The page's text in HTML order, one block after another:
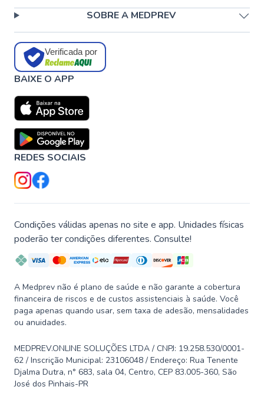
SOBRE A MEDPREV
Verificada por
BAIXE O APP
REDES SOCIAIS
Condições válidas apenas no site e app. Unidades físicas
poderão ter condições diferentes. Consulte!
A Medprev não é plano de saúde e não garante a cobertura
financeira de riscos e de custos assistenciais à saúde. Você
paga apenas quando usar, sem taxa de adesão, mensalidades
ou anuidades.
MEDPREV.ONLINE SOLUÇÕES LTDA / CNPJ: 19.258.530/0001-
62 / Inscrição Municipal: 23106048 / Endereço: Rua Tenente
Djalma Dutra, n° 683, sala 04, Centro, CEP 83.005-360, São
José dos Pinhais-PR